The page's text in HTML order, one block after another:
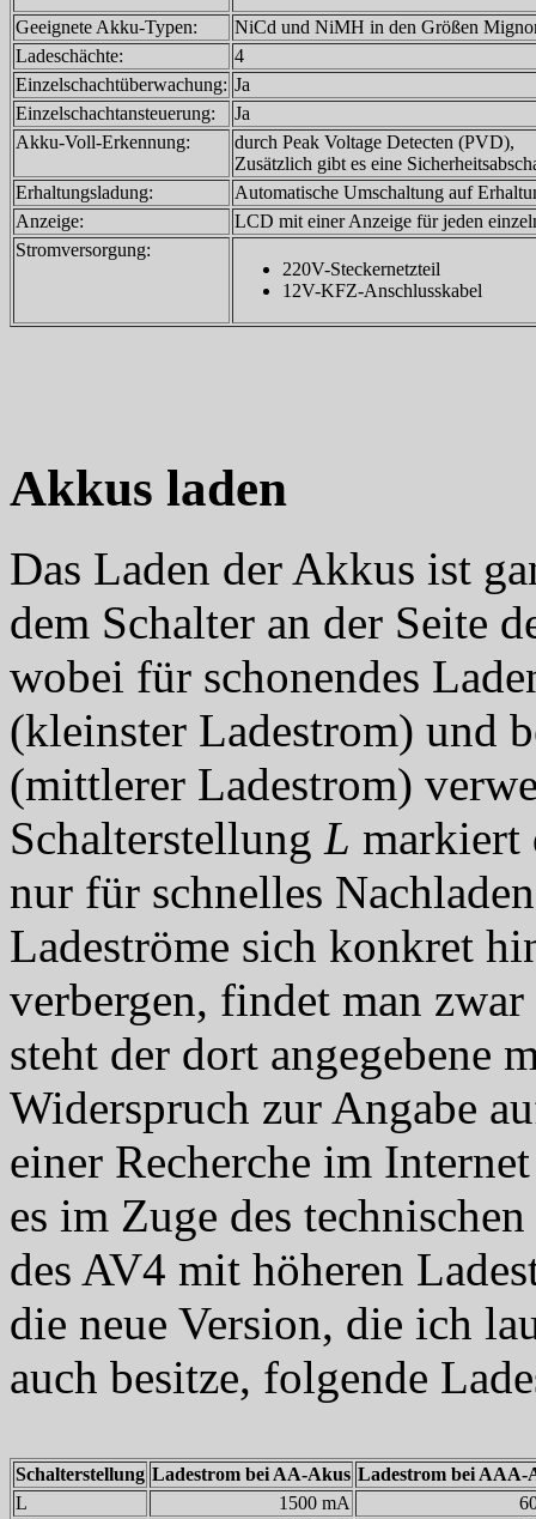
Geeignete Akku-Typen:
NiCd und NiMH in den Größen
Ladeschächte:
4
Einzelschachtüberwachung: Ja
Einzelschachtansteuerung:
Ja
Akku-Voll-Erkennung:
durch Peak Voltage Detecten (PVD),
Zusätzlich gibt es eine
Erhaltungsladung:
Automatische Umschaltung auf
Anzeige:
LCD mit einer Anzeige für jeden
Stromversorgung:
220V-Steckernetzteil
12V-KFZ-Anschlusskabel
Akkus laden
Das Laden der Akkus ist
dem Schalter an der Seite
wobei für schonendes
(kleinster Ladestrom) und
(mittlerer Ladestrom)
Schalterstellung L markiert
nur für schnelles
Ladeströme sich konkret
verbergen, findet man
steht der dort angegebene
Widerspruch zur Angabe
einer Recherche im
es im Zuge des
des AV4 mit höheren
die neue Version, die ich
auch besitze, folgende
Schalterstellung Ladestrom bei AA-Akus Ladestrom bei AAA-
L
1500 mA